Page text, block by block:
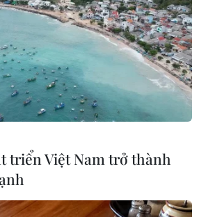
#Paolo Gentiloni
#Sergio Mattarella
#Trưng cầu ý dân
#Từ chức
triển Việt Nam trở thành